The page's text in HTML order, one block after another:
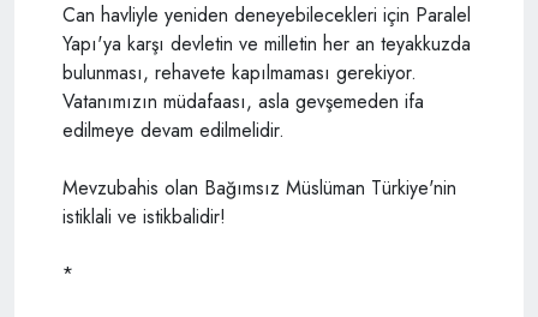
Can havliyle yeniden deneyebilecekleri için Paralel
Yapı'ya karşı devletin ve milletin her an teyakkuzda
bulunması, rehavete kapılmaması gerekiyor.
Vatanımızın müdafaası, asla gevşemeden ifa
edilmeye devam edilmelidir.
Mevzubahis olan Bağımsız Müslüman Türkiye'nin
istiklali ve istikbalidir!
*